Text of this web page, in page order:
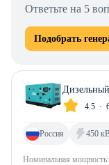
Ответьте на 5
Подобрать
4.5
Номинальная мощность:
Россия 450